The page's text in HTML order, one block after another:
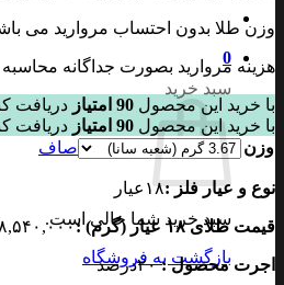
0
سبد خرید
سبد خرید شما خالی است.
بازگشت به فروشگاه
وزن طلا بدون احتساب مروارید می
هزینه مروارید بصورت جداگانه
با خرید این محصول 90 امتیاز دریافت
با خرید این محصول 90 امتیاز دریافت
وزن
صاف
نوع و عیار فلز :۱۸ عیار
قیمت طلای ۱۸ عیار (گرم) :
اجرت محصول :۲۰درصد